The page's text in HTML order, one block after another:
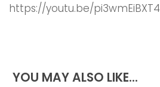
https://youtu.be/pi3wmEiBXT4
YOU MAY ALSO LIKE...